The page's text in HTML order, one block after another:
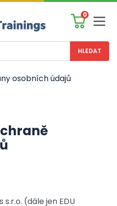
0
osobních údajů
s.r.o. (dále jen EDU